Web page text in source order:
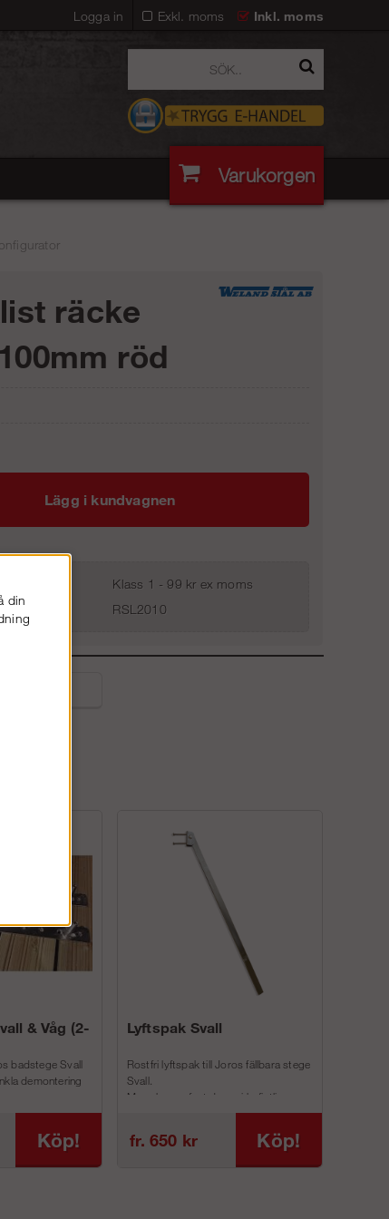
Exkl. moms Inkl. moms
Logga in
Varukorgen
räcke
röd
Lägg i kundvagnen
Klass 1 - 99 kr ex moms
RSL2010
& Våg (2-
badstege Svall
demontering
Köp!
Lyftspak Svall
Rostfri lyftspak till Joros fällbara stege
Svall.
Man skruvar fast denna i befintliga
fr. 650 kr Köp!
din